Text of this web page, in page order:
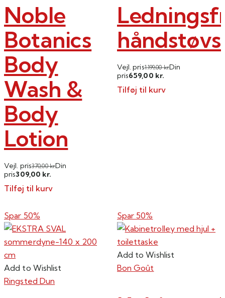
Noble
Botanics
Body
Wash &
Body
Lotion
Vejl. pris370,00kr.Din
pris309,00 kr.
Tilføj til kurv
Vejl. pris1.199,00kr.Din
pris659,00 kr.
Tilføj til kurv
Spar 50%
Add to Wishlist
Ringsted Dun
Spar 50%
Add to Wishlist
Bon Goût